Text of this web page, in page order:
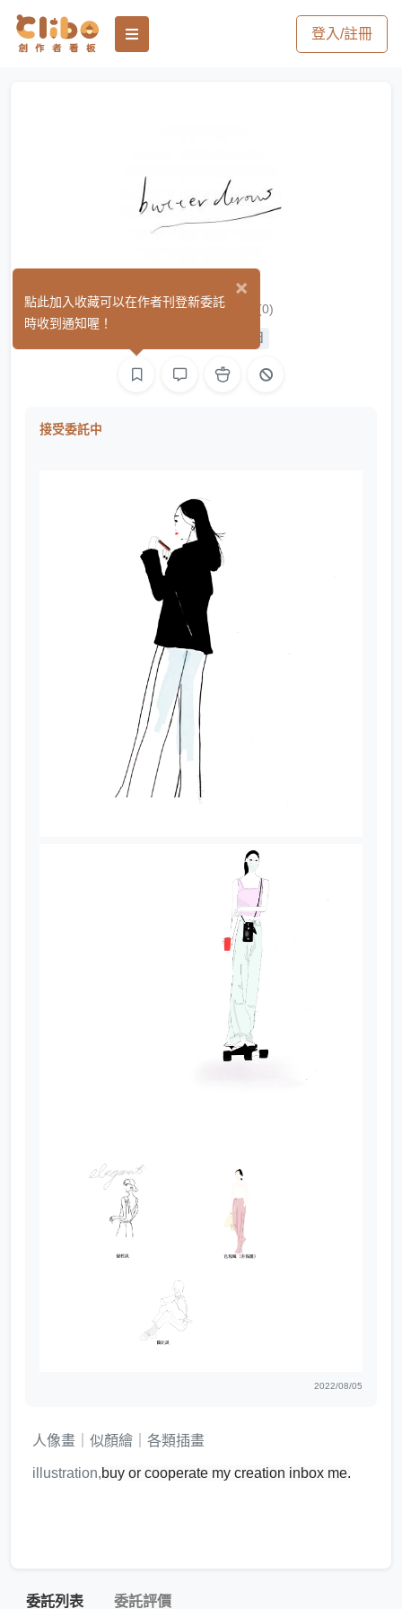
登入/註冊
butterdraw (0)
繪圖
接受委託中
2022/08/05
人像畫｜似顏繪｜各類插畫
illustration,buy or cooperate my creation inbox me.
委託列表 委託評價
×
點此加入收藏可以在作者刊登新委託
時收到通知喔！